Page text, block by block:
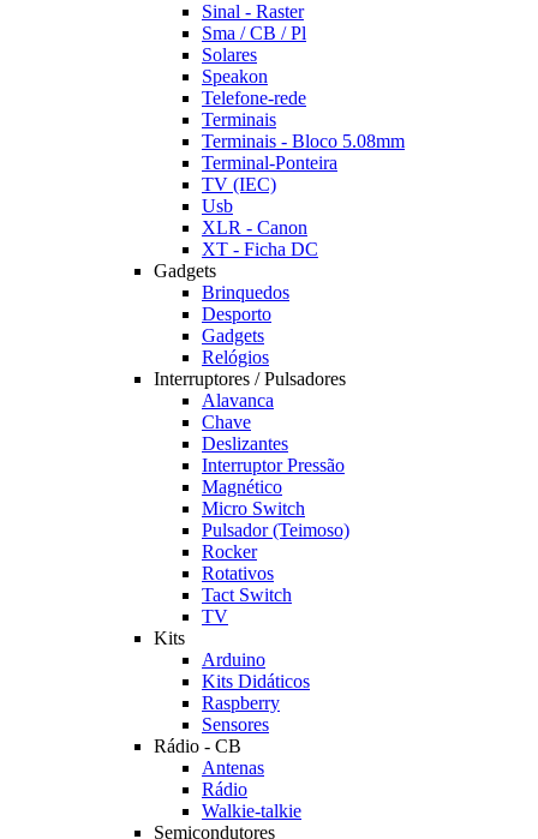
Sinal - Raster
Sma / CB / Pl
Solares
Speakon
Telefone-rede
Terminais
Terminais - Bloco 5.08mm
Terminal-Ponteira
TV (IEC)
Usb
XLR - Canon
XT - Ficha DC
Gadgets
Brinquedos
Desporto
Gadgets
Relógios
Interruptores / Pulsadores
Alavanca
Chave
Deslizantes
Interruptor Pressão
Magnético
Micro Switch
Pulsador (Teimoso)
Rocker
Rotativos
Tact Switch
TV
Kits
Arduino
Kits Didáticos
Raspberry
Sensores
Rádio - CB
Antenas
Rádio
Walkie-talkie
Semicondutores